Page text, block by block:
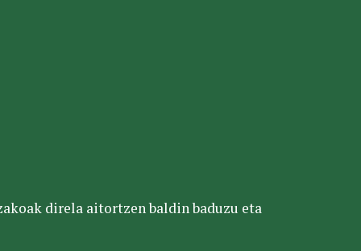
direla aitortzen baldin baduzu eta